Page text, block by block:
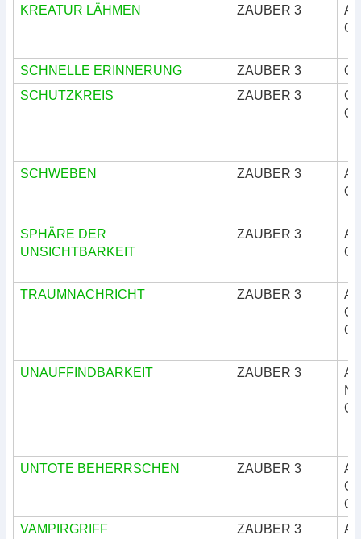
KREATUR LÄHMEN ZAUBER 3
SCHNELLE ERINNERUNG ZAUBER 3
SCHUTZKREIS
ZAUBER 3
SCHWEBEN ZAUBER 3
SPHÄRE DER
UNSICHTBARKEIT
ZAUBER 3
TRAUMNACHRICHT ZAUBER 3
UNAUFFINDBARKEIT ZAUBER 3
UNTOTE BEHERRSCHEN ZAUBER 3
VAMPIRGRIFF
ZAUBER 3